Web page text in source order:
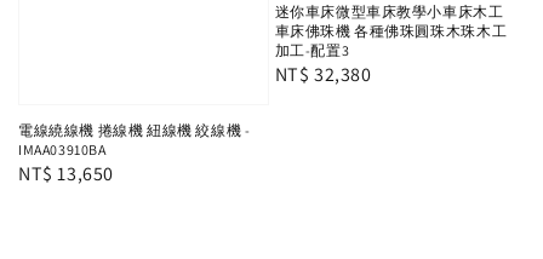
電線繞線機 捲線機 紐線機 絞線機 -
IMAA03910BA
Regular
NT$ 13,650
迷你車床微型車床教學小車床木工
車床佛珠機 各種佛珠圓珠木珠木工
加工-配置3
Regular
NT$ 32,380